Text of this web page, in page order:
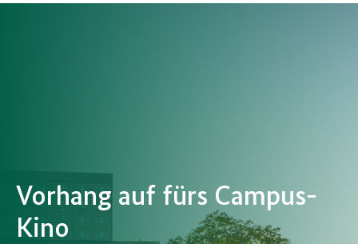
Vorhang auf fürs Campus-
Kino